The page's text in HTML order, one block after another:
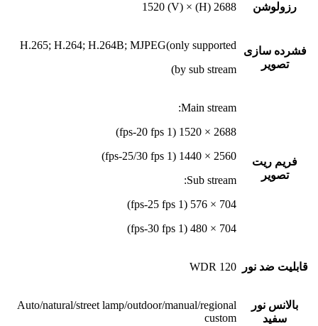
رزولوشن 2688 (H) × 1520 (V)
فشرده سازی
تصویر
H.265; H.264; H.264B; MJPEG(only supported
by sub stream)
فریم ریت
تصویر
Main stream:
2688 × 1520 (1 fps-20 fps)
2560 × 1440 (1 fps-25/30 fps)
Sub stream:
704 × 576 (1 fps-25 fps)
704 × 480 (1 fps-30 fps)
قابلیت ضد نور 120 WDR
بالانس نور
سفید
Auto/natural/street lamp/outdoor/manual/regional
custom